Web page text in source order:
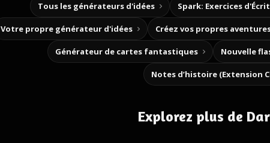
Tous les générateurs d'idées Spark: Exercices
Votre propre générateur d'idées
Générateur de cartes fantastiques Nouvelle
Explorez plus de